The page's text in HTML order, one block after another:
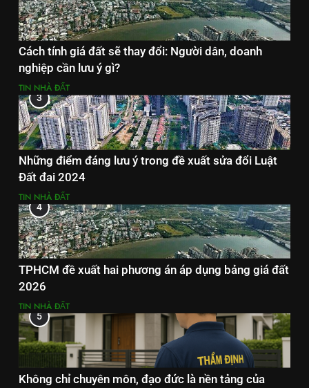
Cách tính giá đất sẽ thay đổi: Người dân, doanh
nghiệp cần lưu ý gì?
TIN NHÀ ĐẤT
3
Những điểm đáng lưu ý trong đề xuất sửa đổi Luật
Đất đai 2024
TIN NHÀ ĐẤT
4
TPHCM đề xuất hai phương án áp dụng bảng giá đất
2026
TIN NHÀ ĐẤT
5
Không chỉ chuyên môn, đạo đức là nền tảng của